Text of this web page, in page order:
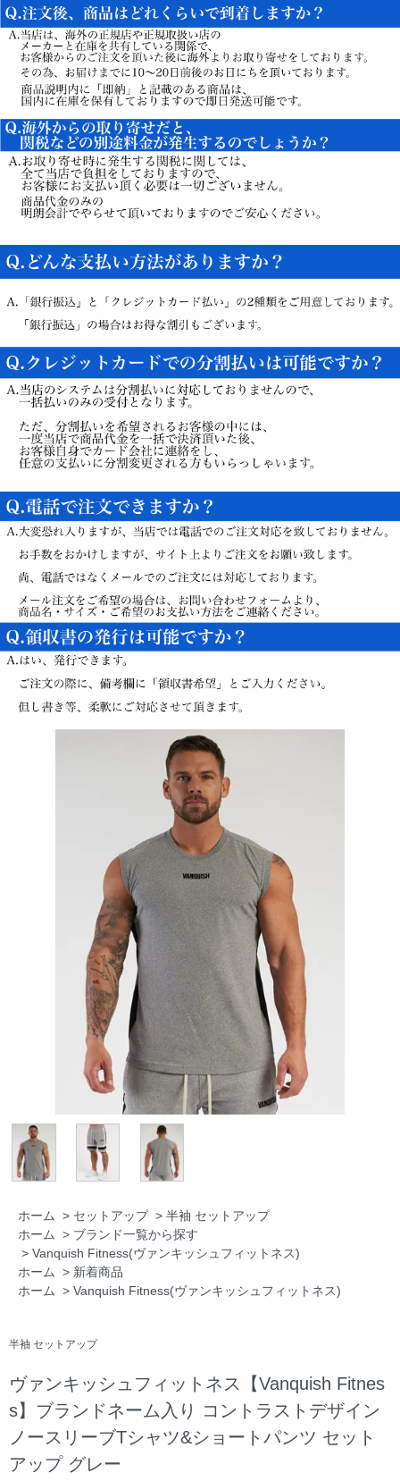
ホーム > セットアップ > 半袖 セットアップ
ホーム > ブランド一覧から探す
> Vanquish Fitness(ヴァンキッシュフィットネス)
ホーム > 新着商品
ホーム > Vanquish Fitness(ヴァンキッシュフィットネス)
半袖 セットアップ
ヴァンキッシュフィットネス【Vanquish Fitnes
s】ブランドネーム入り コントラストデザイン
ノースリーブTシャツ&ショートパンツ セット
アップ グレー